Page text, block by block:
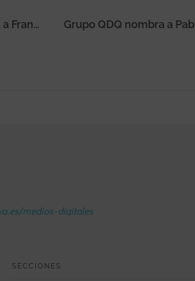
La agencia Super promociona a Francisco Montaldo al cargo de Head de Operaciones de Medios
medios-digitales
SECCIONES